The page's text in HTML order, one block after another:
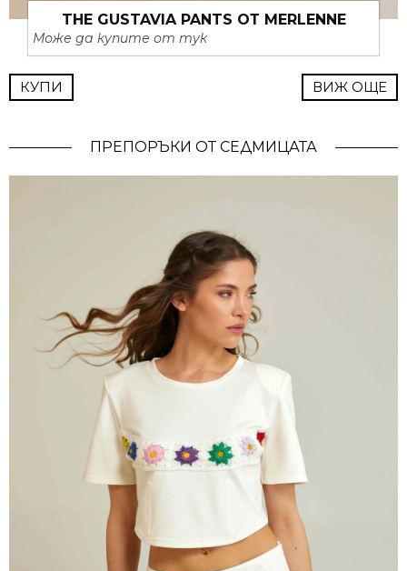
THE GUSTAVIA PANTS ОТ MERLENNE
Може да купите от тук
КУПИ ВИЖ ОЩЕ
ПРЕПОРЪКИ ОТ СЕДМИЦАТА